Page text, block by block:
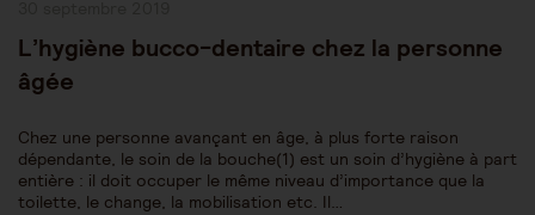
L’hygiène bucco-dentaire chez la personne
âgée
Chez une personne avançant en âge, à plus forte raison
dépendante, le soin de la bouche(1) est un soin d’hygiène à part
entière : il doit occuper le même niveau d’importance que la
toilette, le change, la mobilisation etc. Il…